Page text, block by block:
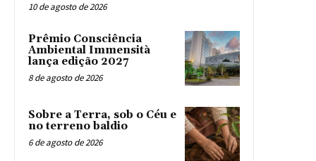
10 de agosto de 2026
Prêmio Consciência
Ambiental Immensità
lança edição 2027
8 de agosto de 2026
Sobre a Terra, sob o Céu e
no terreno baldio
6 de agosto de 2026